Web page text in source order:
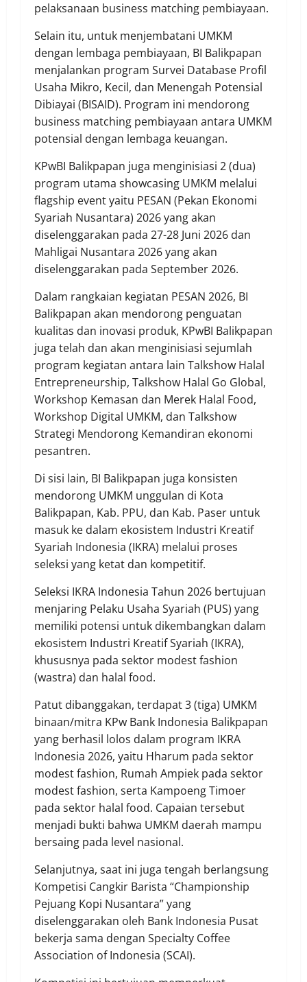
pelaksanaan business matching pembiayaan.
Selain itu, untuk menjembatani UMKM
dengan lembaga pembiayaan, BI Balikpapan
menjalankan program Survei Database Profil
Usaha Mikro, Kecil, dan Menengah Potensial
Dibiayai (BISAID). Program ini mendorong
business matching pembiayaan antara UMKM
potensial dengan lembaga keuangan.
KPwBI Balikpapan juga menginisiasi 2 (dua)
program utama showcasing UMKM melalui
flagship event yaitu PESAN (Pekan Ekonomi
Syariah Nusantara) 2026 yang akan
diselenggarakan pada 27-28 Juni 2026 dan
Mahligai Nusantara 2026 yang akan
diselenggarakan pada September 2026.
Dalam rangkaian kegiatan PESAN 2026, BI
Balikpapan akan mendorong penguatan
kualitas dan inovasi produk, KPwBI Balikpapan
juga telah dan akan menginisiasi sejumlah
program kegiatan antara lain Talkshow Halal
Entrepreneurship, Talkshow Halal Go Global,
Workshop Kemasan dan Merek Halal Food,
Workshop Digital UMKM, dan Talkshow
Strategi Mendorong Kemandiran ekonomi
pesantren.
Di sisi lain, BI Balikpapan juga konsisten
mendorong UMKM unggulan di Kota
Balikpapan, Kab. PPU, dan Kab. Paser untuk
masuk ke dalam ekosistem Industri Kreatif
Syariah Indonesia (IKRA) melalui proses
seleksi yang ketat dan kompetitif.
Seleksi IKRA Indonesia Tahun 2026 bertujuan
menjaring Pelaku Usaha Syariah (PUS) yang
memiliki potensi untuk dikembangkan dalam
ekosistem Industri Kreatif Syariah (IKRA),
khususnya pada sektor modest fashion
(wastra) dan halal food.
Patut dibanggakan, terdapat 3 (tiga) UMKM
binaan/mitra KPw Bank Indonesia Balikpapan
yang berhasil lolos dalam program IKRA
Indonesia 2026, yaitu Hharum pada sektor
modest fashion, Rumah Ampiek pada sektor
modest fashion, serta Kampoeng Timoer
pada sektor halal food. Capaian tersebut
menjadi bukti bahwa UMKM daerah mampu
bersaing pada level nasional.
Selanjutnya, saat ini juga tengah berlangsung
Kompetisi Cangkir Barista “Championship
Pejuang Kopi Nusantara” yang
diselenggarakan oleh Bank Indonesia Pusat
bekerja sama dengan Specialty Coffee
Association of Indonesia (SCAI).